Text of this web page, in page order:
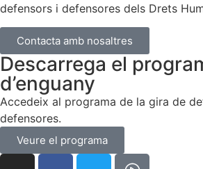
defensors i defensores dels Drets
Contacta amb nosaltres
Descarrega el
d’enguany
Accedeix al programa de la gira de
defensores.
Veure el programa